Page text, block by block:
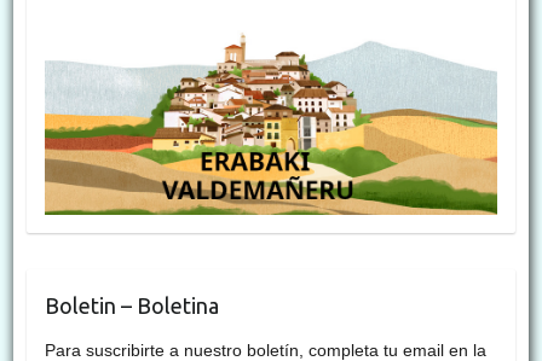
Boletin – Boletina
Para suscribirte a nuestro boletín, completa tu email en la